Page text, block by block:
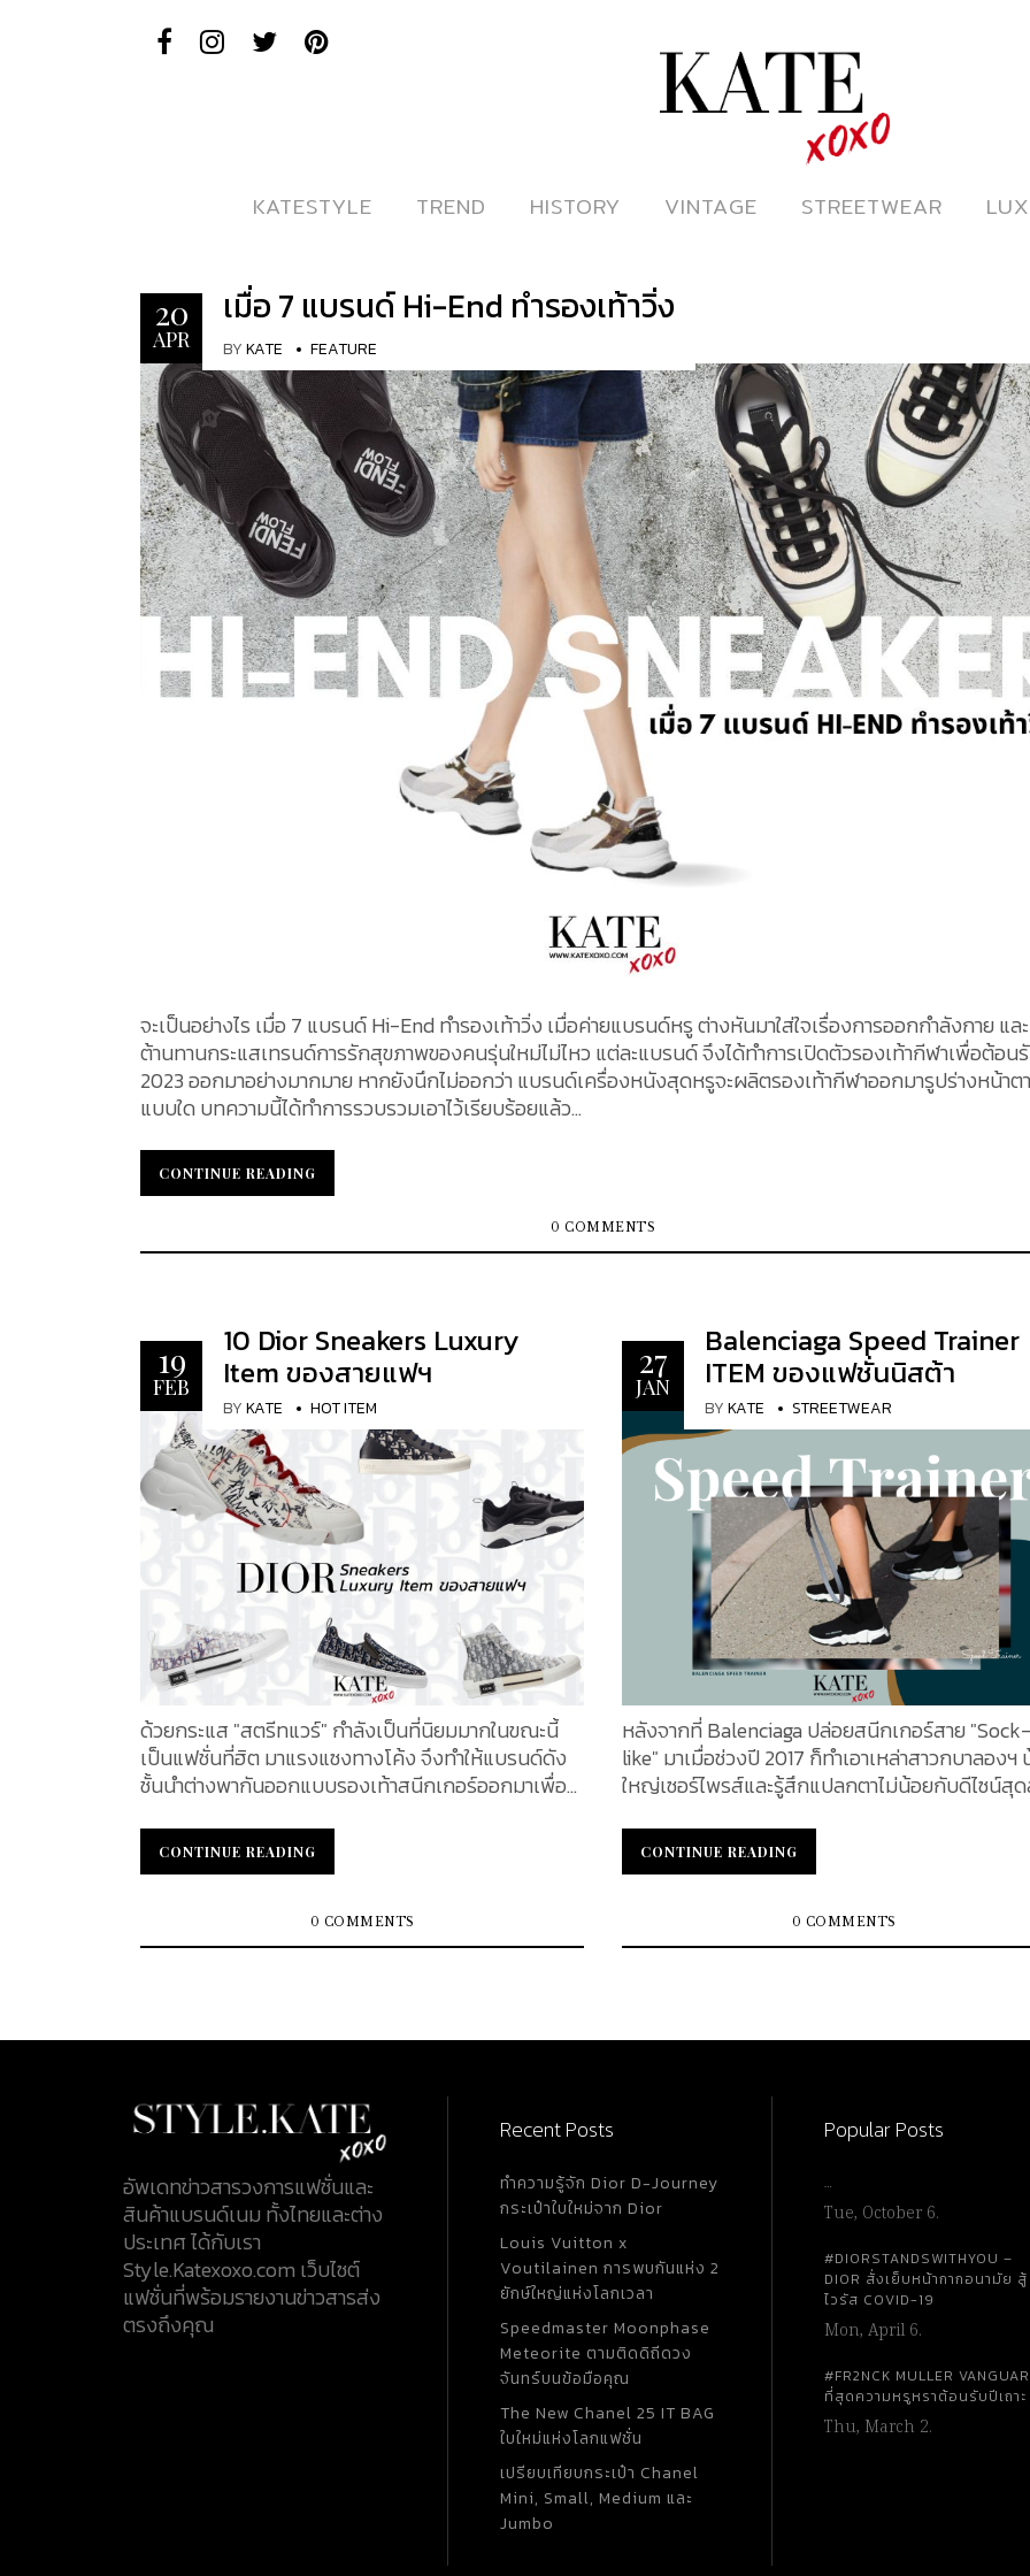
ดูหนังออนไลน์
KATESTYLE
KATESTYLE TREND
TREND HISTORY
HISTORY VINTAGE
VINTAGE STREETWEAR
STREETWEAR
20
APR
เมื่อ 7 แบรนด์ Hi-End ทำรองเท้าวิ่ง
BYKATE FEATURE
จะเป็นอย่างไร เมื่อ 7 แบรนด์ Hi-End ทำรองเท้าวิ่ง เมื่อค่ายแบรนด์หรู ต่างหันมาใส่ใจเรื่องการออกกำลังกาย และ
ต้านทานกระแสเทรนด์การรักสุขภาพของคนรุ่นใหม่ไม่ไหว แต่ละแบรนด์ จึงได้ทำการเปิดตัวรองเท้ากีฬาเพื่อต้อน
2023 ออกมาอย่างมากมาย หากยังนึกไม่ออกว่า แบรนด์เครื่องหนังสุดหรูจะผลิตรองเท้ากีฬาออกมารูปร่างหน้าตา
แบบใด บทความนี้ได้ทำการรวบรวมเอาไว้เรียบร้อยแล้ว...
CONTINUE READING
CONTINUE READING
0 COMMENTS
19
FEB
10 Dior Sneakers Luxury
Item ของสายแฟฯ
BYKATE HOT ITEM
ด้วยกระแส "สตรีทแวร์" กำลังเป็นที่นิยมมากในขณะนี้
เป็นแฟชั่นที่ฮิต มาแรงแซงทางโค้ง จึงทำให้แบรนด์ดัง
ชั้นนำต่างพากันออกแบบรองเท้าสนีกเกอร์ออกมาเพื่อ
9 รุ่นฮิตของ Dior Sneakers มาให้สาว ๆ หนุ่ม ๆ ได้เลือก
ชม คู่ไหนจะโดนใจคุณบ้าง ไปติดตามพร้อมกันได้เลยค่ะ
B23 High-Top Sneakers White and Black Dior
Oblique เป็นสีขาวสลับสีดำ เป็นลวดลายประจำแบรนด์
แสงใสที่สามารถทำให้เห็นลวดลายได้ โดยคู่นี้ทำมาจาก
ผ้าใบ (Canvas) ส่วนด้านในเป็นซับไมโครไฟเบอร์
(Microfiber) โดเด่นอีกขั้นด้วยด้านข้างสกรีนคำว่า
"DIOR" ตัวอักษรพิมพ์ใหญ่สีขาวลงบนแผ่นสีดำ คู่นี้
ราคา $ 1,100 คิดเป็นเงินไทยอยู่ที่ประมาณ 35,000 บาท
Walk 'N' Dior Sneakers Blue Dior Oblique
Technical Mesh Walk 'N' รองเท้าผ้าใบคู่นี้มีลวดลาย
ประจำแบรนด์ คือ Dior Oblique สีน้ำเงิน เพิ่มความแตก
ต่างด้วยการประดับหนังลูกวัว มาพร้อมกับเชือกสีน้ำเงิน
โดยคู่นี้ทำมาจากผ้าใบ (Canvas) และประดับตกแต่งเพิ่ม
ความโดดเด่นด้วยหนังลูกวัว (Calfskin) โดยด้านหลัง
CONTINUE READING
CONTINUE READING
0 COMMENTS
27
JAN
Balenciaga Speed Trainer
ITEM ของแฟชั่นนิสต้า
BYKATE STREETWEAR
หลังจากที่ Balenciaga ปล่อยสนีกเกอร์สาย
like" มาเมื่อช่วงปี 2017 ก็ทำเอาเหล่าสาวกบาลองฯ
ใหญ่เซอร์ไพรส์และรู้สึกแปลกตาไม่น้อยกับดีไซน์สุด
โด่งดังทันทีหลังจากโดนเหล่าเซเลบริตี้หยิบจับมาสว
เจ้าตัวมาพร้อมกับดีไซน์เรียบแต่แหวกแปลกตา ใช้สี
กลุค โดยได้เพิ่มเติมความสะดวกสบายลงไปในการดีไ
นี้ด้วย เรียกได้ว่าอะไรที่เป็นข้อเสียของ Sneaker เขา
Match เสื้อผ้าได้ แถมยังใส่ได้ทั้งวันโดยไม่รู้สึกอึก
แรงอยู่ตลอดอีกด้วย Kids - Speed Trainers ด้วยความ
ที่ว่า Speed Trainer เป็นรองเท้าสุดฮิตที่สะดุดตาตรึง
ทั้งเด็กและผู้ใหญ่ ฉะนั้นบาลองฯ จึงมี Sneaker ทั้งไซ
เด็กมาให้คุณหนูๆด้วย ในส่วนของ Kids - Speed
Trainers มาพร้อมสีสัน และลวดลายที่หลากหลาย ปรั
หากคิดเป็นเงินไทยอยู่ที่ประมาณ 12,000 - 13,000 บ
เท่านั้นค่ะ! ราคาเบาๆ แบบนี้คงต้องจัดสักคู่แล้วใช่ไหม
สี และรูปแบบให้เลือกตามความชื่นชอบเช่นเดียวกัน
เรียกได้ว่ารุ่นนี้เหมาะกับทุกเพศ ไม่ว่าจะคุณผู้ชายคุ
หญิง ถ้าได้นำมาจับคู่กับลุคเก๋ๆ ล่ะก็ เชิดได้ทั้งวันค่ะข
อก สำหรับคนที่กำลังมองหารองเท้าที่สามารถใส่ได้ใน
ชีวิตประจำวันละก็คุณมาถูกทางแล้ว เพราะคู่นี้มีน้ำหนั
ค่อนข้างเบา ปรับลุคให้ดูแนวสตรีท หรือ Mix &
กับชุดต่างๆ ได้แบบไม่เอาท์ โดยมีราคาตั้งแต่ 795$ -
CONTINUE READING
CONTINUE READING
0 COMMENTS
อัพเดทข่าวสารวงการแฟชั่นและ
สินค้าแบรนด์เนม ทั้งไทยและต่าง
ประเทศ ได้กับเรา
Style.Katexoxo.com เว็บไซต์
แฟชั่นที่พร้อมรายงานข่าวสารส่ง
ตรงถึงคุณ
Recent Posts
ทำความรู้จัก Dior D-Journey
กระเป๋าใบใหม่จาก Dior
Louis Vuitton x
Voutilainen การพบกันแห่ง 2
ยักษ์ใหญ่แห่งโลกเวลา
Speedmaster Moonphase
Meteorite ตามติดดิถีดวง
จันทร์บนข้อมือคุณ
The New Chanel 25 IT BAG
ใบใหม่แห่งโลกแฟชั่น
เปรียบเทียบกระเป๋า Chanel
Mini, Small, Medium และ
Jumbo
Popular Posts
…
Tue, October 6.
#DIORSTANDSWITHYOU –
DIOR สั่งเย็บหน้ากากอนามัย สู้
ไวรัส COVID-19
Mon, April 6.
#FR2NCK MULLER
ที่สุดความหรูหราต้อนรับปีเถาะ
Thu, March 2.